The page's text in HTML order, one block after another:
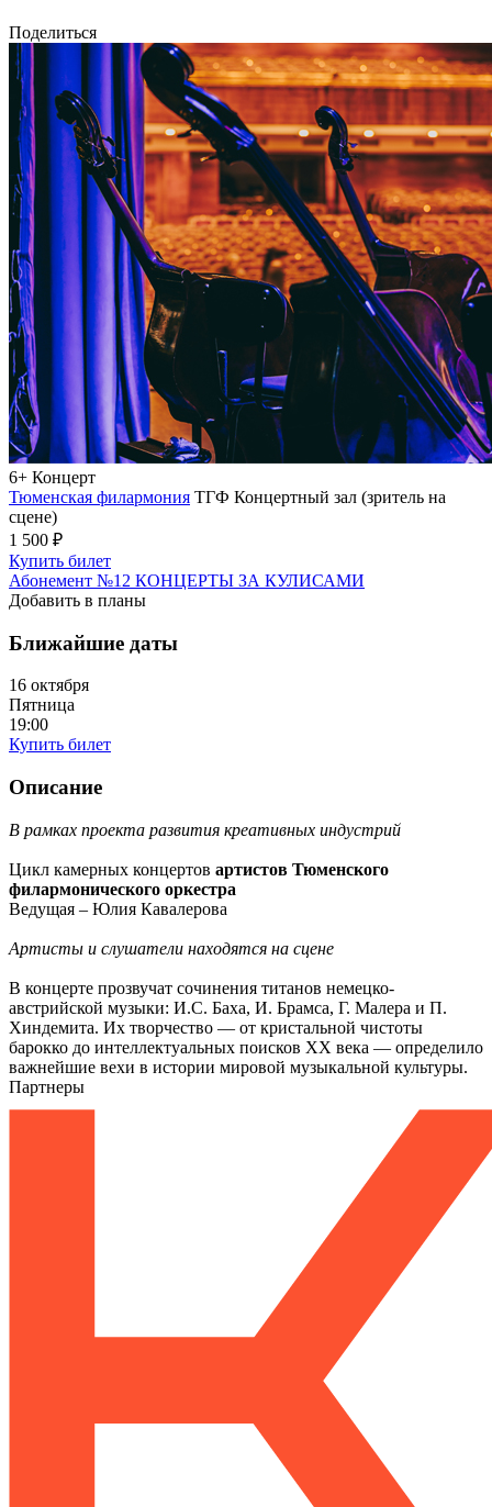
Поделиться
6+ Концерт
Тюменская филармония ТГФ Концертный зал (зритель на
сцене)
1 500 ₽
Купить билет
Абонемент №12 КОНЦЕРТЫ ЗА КУЛИСАМИ
Добавить в планы
Ближайшие даты
16 октября
Пятница
19:00
Купить билет
Описание
В рамках проекта развития креативных индустрий
Цикл камерных концертов артистов Тюменского
филармонического оркестра
Ведущая – Юлия Кавалерова
Артисты и слушатели находятся на сцене
В концерте прозвучат сочинения титанов немецко-
австрийской музыки: И.С. Баха, И. Брамса, Г. Малера и П.
Хиндемита. Их творчество — от кристальной чистоты
барокко до интеллектуальных поисков XX века — определило
важнейшие вехи в истории мировой музыкальной культуры.
Партнеры